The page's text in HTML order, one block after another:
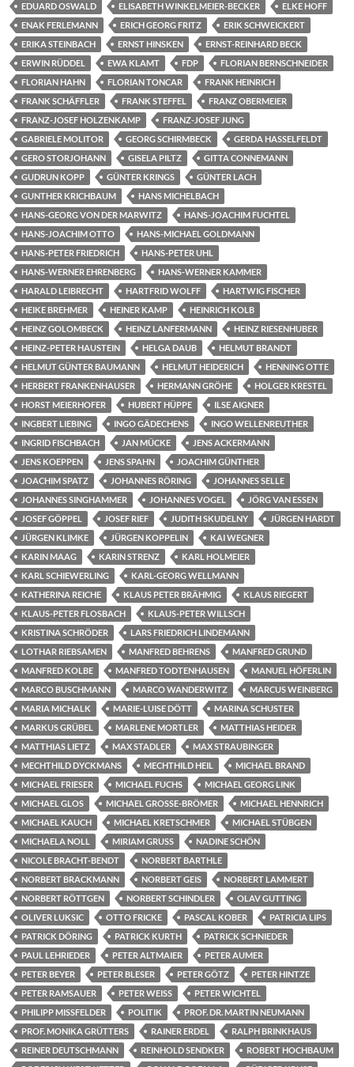
EDUARD OSWALD
ELISABETH WINKELMEIER-BECKER
ELKE HOFF
ENAK FERLEMANN
ERICH GEORG FRITZ
ERIK SCHWEICKERT
ERIKA STEINBACH
ERNST HINSKEN
ERNST-REINHARD BECK
ERWIN RÜDDEL
EWA KLAMT FDP
FLORIAN BERNSCHNEIDER
FLORIAN HAHN
FLORIAN TONCAR
FRANK HEINRICH
FRANK SCHÄFFLER
FRANK STEFFEL
FRANZ OBERMEIER
FRANZ-JOSEF HOLZENKAMP
FRANZ-JOSEF JUNG
GABRIELE MOLITOR
GEORG SCHIRMBECK
GERDA HASSELFELDT
GERO STORJOHANN
GISELA PILTZ
GITTA CONNEMANN
GUDRUN KOPP
GÜNTER KRINGS
GÜNTER LACH
GUNTHER KRICHBAUM
HANS MICHELBACH
HANS-GEORG VON DER MARWITZ
HANS-JOACHIM FUCHTEL
HANS-JOACHIM OTTO
HANS-MICHAEL GOLDMANN
HANS-PETER FRIEDRICH
HANS-PETER UHL
HANS-WERNER EHRENBERG
HANS-WERNER KAMMER
HARALD LEIBRECHT
HARTFRID WOLFF
HARTWIG FISCHER
HEIKE BREHMER
HEINER KAMP
HEINRICH KOLB
HEINZ GOLOMBECK
HEINZ LANFERMANN
HEINZ RIESENHUBER
HEINZ-PETER HAUSTEIN
HELGA DAUB
HELMUT BRANDT
HELMUT GÜNTER BAUMANN
HELMUT HEIDERICH
HENNING OTTE
HERBERT FRANKENHAUSER
HERMANN GRÖHE
HOLGER KRESTEL
HORST MEIERHOFER
HUBERT HÜPPE
ILSE AIGNER
INGBERT LIEBING
INGO GÄDECHENS
INGO WELLENREUTHER
INGRID FISCHBACH
JAN MÜCKE
JENS ACKERMANN
JENS KOEPPEN
JENS SPAHN
JOACHIM GÜNTHER
JOACHIM SPATZ
JOHANNES RÖRING
JOHANNES SELLE
JOHANNES SINGHAMMER
JOHANNES VOGEL
JÖRG VAN ESSEN
JOSEF GÖPPEL
JOSEF RIEF JUDITH SKUDELNY
JÜRGEN HARDT
JÜRGEN KLIMKE
JÜRGEN KOPPELIN
KAI WEGNER
KARIN MAAG
KARIN STRENZ
KARL HOLMEIER
KARL SCHIEWERLING
KARL-GEORG WELLMANN
KATHERINA REICHE
KLAUS PETER BRÄHMIG
KLAUS RIEGERT
KLAUS-PETER FLOSBACH
KLAUS-PETER WILLSCH
KRISTINA SCHRÖDER
LARS FRIEDRICH LINDEMANN
LOTHAR RIEBSAMEN
MANFRED BEHRENS
MANFRED GRUND
MANFRED KOLBE
MANFRED TODTENHAUSEN
MANUEL HÖFERLIN
MARCO BUSCHMANN
MARCO WANDERWITZ
MARCUS WEINBERG
MARIA MICHALK
MARIE-LUISE DÖTT
MARINA SCHUSTER
MARKUS GRÜBEL
MARLENE MORTLER
MATTHIAS HEIDER
MATTHIAS LIETZ
MAX STADLER
MAX STRAUBINGER
MECHTHILD DYCKMANS
MECHTHILD HEIL
MICHAEL BRAND
MICHAEL FRIESER
MICHAEL FUCHS
MICHAEL GEORG LINK
MICHAEL GLOS
MICHAEL GROSSE-BRÖMER
MICHAEL HENNRICH
MICHAEL KAUCH
MICHAEL KRETSCHMER
MICHAEL STÜBGEN
MICHAELA NOLL
MIRIAM GRUSS
NADINE SCHÖN
NICOLE BRACHT-BENDT
NORBERT BARTHLE
NORBERT BRACKMANN
NORBERT GEIS
NORBERT LAMMERT
NORBERT RÖTTGEN
NORBERT SCHINDLER
OLAV GUTTING
OLIVER LUKSIC
OTTO FRICKE PASCAL KOBER
PATRICIA LIPS
PATRICK DÖRING
PATRICK KURTH
PATRICK SCHNIEDER
PAUL LEHRIEDER
PETER ALTMAIER
PETER AUMER
PETER BEYER
PETER BLESER PETER GÖTZ
PETER HINTZE
PETER RAMSAUER
PETER WEISS
PETER WICHTEL
PHILIPP MISSFELDER
POLITIK
PROF. DR. MARTIN NEUMANN
PROF. MONIKA GRÜTTERS
RAINER ERDEL
RALPH BRINKHAUS
REINER DEUTSCHMANN
REINHOLD SENDKER
ROBERT HOCHBAUM